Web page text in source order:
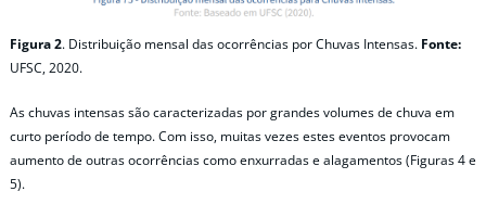
Figura 2. Distribuição mensal das ocorrências por Chuvas Intensas. Fonte:
UFSC, 2020.
As chuvas intensas são caracterizadas por grandes volumes de chuva em
curto período de tempo. Com isso, muitas vezes estes eventos provocam
aumento de outras ocorrências como enxurradas e alagamentos (Figuras 4 e
5).